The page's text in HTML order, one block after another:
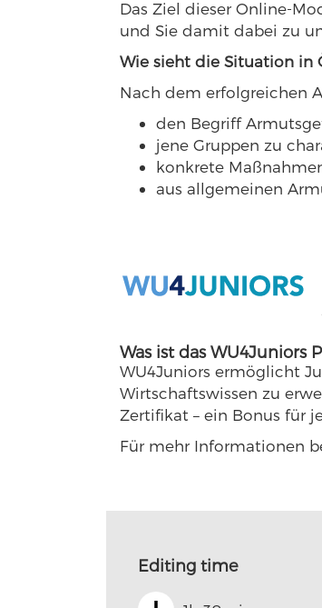
Das Ziel dieser Online-
und Sie damit dabei zu
Wie sieht die Situation in
Nach dem erfolgreichen
den Begriff
jene Gruppen zu
konkrete
aus allgemeinen
Was ist das WU4Juniors
WU4Juniors ermöglicht
Wirtschaftswissen zu
Zertifikat – ein Bonus für
Für mehr Informationen
Editing time